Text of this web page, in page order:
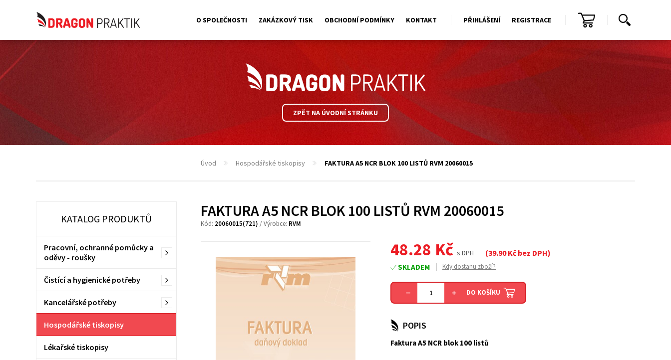
ZPĚT NA ÚVODNÍ STRÁNKU
Úvod Hospodářské tiskopisy FAKTURA A5 NCR BLOK 100 LISTŮ RVM 20060015
KATALOG PRODUKTŮ
Pracovní, ochranné pomůcky a
oděvy - roušky
Čistící a hygienické potřeby
Kancelářské potřeby
Hospodářské tiskopisy
Lékařské tiskopisy
FAKTURA A5 NCR BLOK 100 LISTŮ RVM 20060015
Kód: 20060015(721) / Výrobce: RVM
48.28 Kč s DPH (39.90Kč bez DPH)
SKLADEM Kdy dostanu zboží?
DO KOŠÍKU
POPIS
Faktura A5 NCR blok 100 listů
O SPOLEČNOSTI ZAKÁZKOVÝ TISK OBCHODNÍ PODMÍNKY KONTAKT PŘIHLÁŠENÍ REGISTRACE